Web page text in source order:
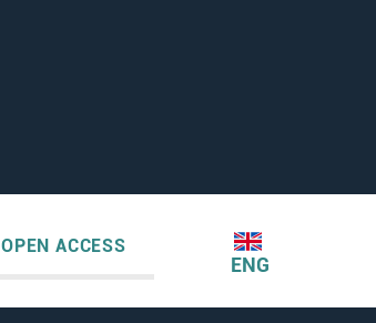
OPEN ACCESS
ENG